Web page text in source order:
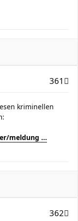
361
kriminellen
meldung ...
362